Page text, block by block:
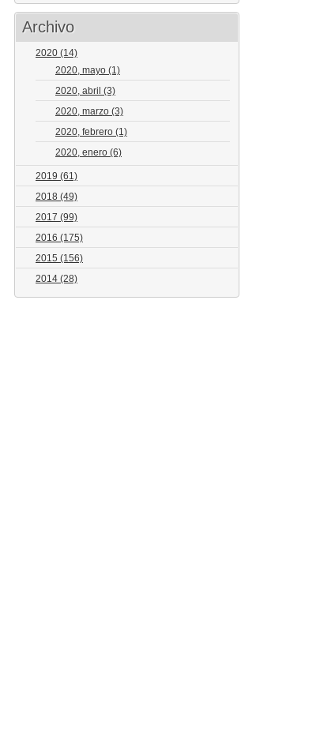
Archivo
2020 (14)
2020, mayo (1)
2020, abril (3)
2020, marzo (3)
2020, febrero (1)
2020, enero (6)
2019 (61)
2018 (49)
2017 (99)
2016 (175)
2015 (156)
2014 (28)